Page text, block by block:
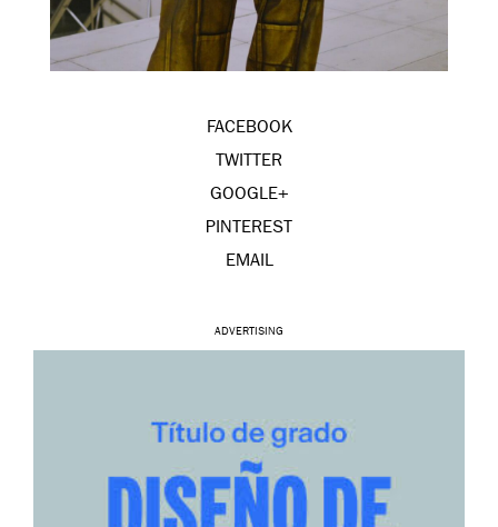
FACEBOOK
TWITTER
GOOGLE+
PINTEREST
EMAIL
ADVERTISING